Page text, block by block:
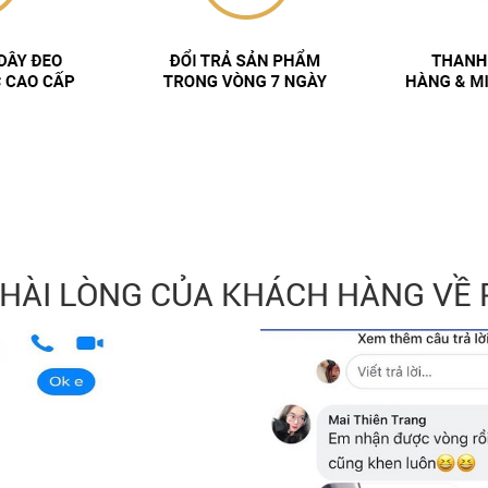
LÒNG CỦA KHÁCH HÀNG VỀ